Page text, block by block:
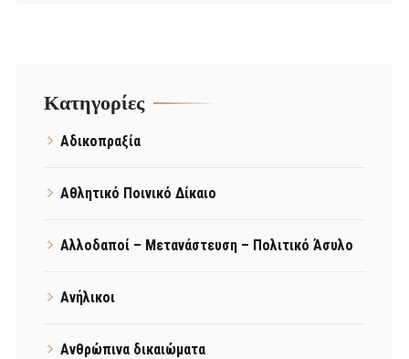
Kατηγορίες
Αδικοπραξία
Αθλητικό Ποινικό Δίκαιο
Αλλοδαποί – Μετανάστευση – Πολιτικό Άσυλο
Ανήλικοι
Ανθρώπινα δικαιώματα